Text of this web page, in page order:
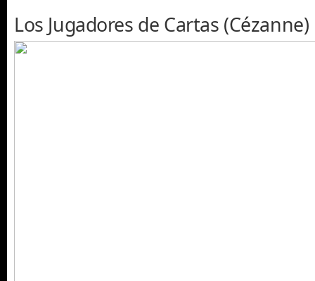
Los Jugadores de Cartas (Cézanne)